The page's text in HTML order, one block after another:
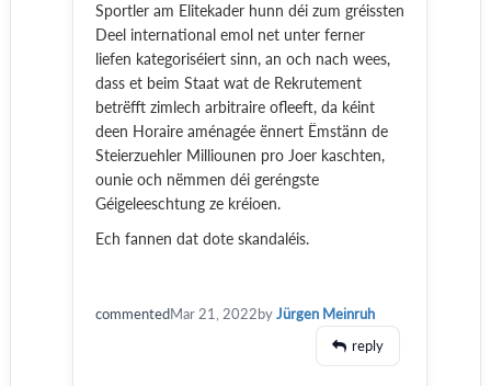
Sportler am Elitekader hunn déi zum gréissten
Deel international emol net unter ferner
liefen kategoriséiert sinn, an och nach wees,
dass et beim Staat wat de Rekrutement
betrëfft zimlech arbitraire ofleeft, da kéint
deen Horaire aménagée ënnert Ëmstänn de
Steierzuehler Milliounen pro Joer kaschten,
ounie och nëmmen déi geréngste
Géigeleeschtung ze kréioen.
Ech fannen dat dote skandaléis.
commentedMar 21, 2022byJürgen Meinruh
reply